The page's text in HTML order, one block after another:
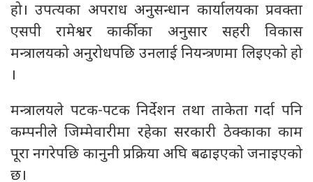
हो। उपत्यका अपराध अनुसन्धान कार्यालयका प्रवक्ता
एसपी रामेश्वर कार्कीका अनुसार सहरी विकास
मन्त्रालयको अनुरोधपछि उनलाई नियन्त्रणमा लिइएको हो
।
मन्त्रालयले पटक-पटक निर्देशन तथा ताकेता गर्दा पनि
कम्पनीले जिम्मेवारीमा रहेका सरकारी ठेक्काका काम
पूरा नगरेपछि कानुनी प्रक्रिया अघि बढाइएको जनाइएको
छ।